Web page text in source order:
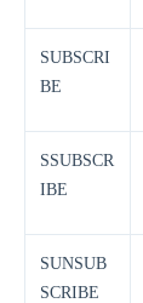
SUBSCRI
BE
SSUBSCR
IBE
SUNSUB
SCRIBE